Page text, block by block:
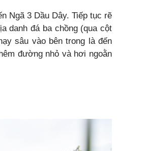
Ngã 3 Dầu Dây. Tiếp tục rẽ
danh đá ba chồng (qua cột
sâu vào bên trong là đến
đường nhỏ và hơi ngoằn